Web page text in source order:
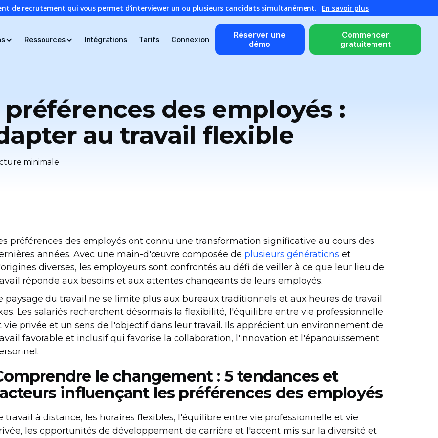
de recrutement qui vous permet d'interviewer un ou plusieurs candidats simultanément. En savoir plus
Ressources Intégrations Tarifs Connexion
Réserver une
démo
Commencer
gratuitement
des employés :
au travail flexible
minimale
préférences des employés ont connu une transformation significative au cours des
années. Avec une main-d'œuvre composée de plusieurs générations et
diverses, les employeurs sont confrontés au défi de veiller à ce que leur lieu de
réponde aux besoins et aux attentes changeants de leurs employés.
paysage du travail ne se limite plus aux bureaux traditionnels et aux heures de travail
Les salariés recherchent désormais la flexibilité, l'équilibre entre vie professionnelle
vie privée et un sens de l'objectif dans leur travail. Ils apprécient un environnement de
favorable et inclusif qui favorise la collaboration, l'innovation et l'épanouissement
le changement : 5 tendances et
influençant les préférences des employés
travail à distance, les horaires flexibles, l'équilibre entre vie professionnelle et vie
les opportunités de développement de carrière et l'accent mis sur la diversité et